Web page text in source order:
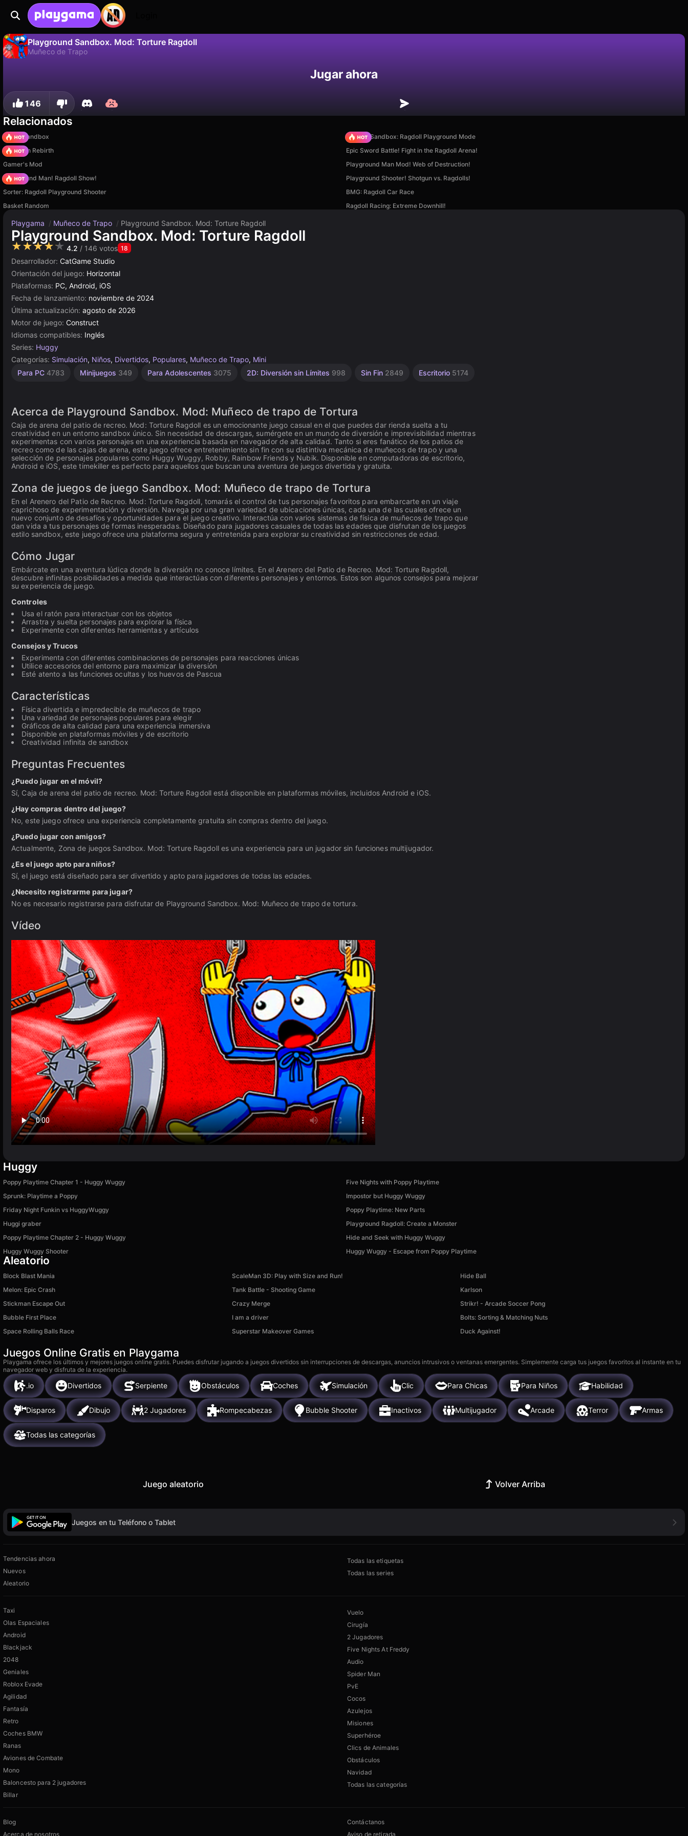
Playground Sandbox. Mod: Torture Ragdoll
Muñeco de Trapo
Jugar ahora
146
Relacionados
Melon Sandbox
Sprunki Sandbox: Ragdoll Playground Mode
Stickman Rebirth
Epic Sword Battle! Fight in the Ragdoll Arena!
Gamer's Mod
Playground Man Mod! Web of Destruction!
Playground Man! Ragdoll Show!
Playground Shooter! Shotgun vs. Ragdolls!
Sorter: Ragdoll Playground Shooter
BMG: Ragdoll Car Race
Basket Random
Ragdoll Racing: Extreme Downhill!
Playgama / Muñeco de Trapo / Playground Sandbox. Mod: Torture Ragdoll
Playground Sandbox. Mod: Torture Ragdoll
★★★★★ 4.2 / 146 votos 18
Desarrollador: CatGame Studio
Orientación del juego: Horizontal
Plataformas: PC, Android, iOS
Fecha de lanzamiento: noviembre de 2024
Última actualización: agosto de 2026
Motor de juego: Construct
Idiomas compatibles: Inglés
Series: Huggy
Categorías: Simulación, Niños, Divertidos, Populares, Muñeco de Trapo, Mini
Para PC 4783 Minijuegos 349 Para Adolescentes 3075 2D: Diversión sin Límites 998 Sin Fin 2849 Escritorio 5174
De 1
Sangrientos
Indie
Sandbox
Alta
Browser
Construct
Acerca de Playground Sandbox. Mod: Muñeco de trapo de Tortura
Caja de arena del patio de recreo. Mod: Torture Ragdoll es un emocionante juego casual en el que puedes dar rienda suelta a tu
creatividad en un entorno sandbox único. Sin necesidad de descargas, sumérgete en un mundo de diversión e imprevisibilidad mientras
experimentas con varios personajes en una experiencia basada en navegador de alta calidad. Tanto si eres fanático de los patios de
recreo como de las cajas de arena, este juego ofrece entretenimiento sin fin con su distintiva mecánica de muñecos de trapo y una
selección de personajes populares como Huggy Wuggy, Robby, Rainbow Friends y Nubik. Disponible en computadoras de escritorio,
Android e iOS, este timekiller es perfecto para aquellos que buscan una aventura de juegos divertida y gratuita.
Zona de juegos de juego Sandbox. Mod: Muñeco de trapo de Tortura
En el Arenero del Patio de Recreo. Mod: Torture Ragdoll, tomarás el control de tus personajes favoritos para embarcarte en un viaje
caprichoso de experimentación y diversión. Navega por una gran variedad de ubicaciones únicas, cada una de las cuales ofrece un
nuevo conjunto de desafíos y oportunidades para el juego creativo. Interactúa con varios sistemas de física de muñecos de trapo que
dan vida a tus personajes de formas inesperadas. Diseñado para jugadores casuales de todas las edades que disfrutan de los juegos
estilo sandbox, este juego ofrece una plataforma segura y entretenida para explorar su creatividad sin restricciones de edad.
Cómo Jugar
Embárcate en una aventura lúdica donde la diversión no conoce límites. En el Arenero del Patio de Recreo. Mod: Torture Ragdoll,
descubre infinitas posibilidades a medida que interactúas con diferentes personajes y entornos. Estos son algunos consejos para mejorar
su experiencia de juego.
Controles
Usa el ratón para interactuar con los objetos
Arrastra y suelta personajes para explorar la física
Experimente con diferentes herramientas y artículos
Consejos y Trucos
Experimenta con diferentes combinaciones de personajes para reacciones únicas
Utilice accesorios del entorno para maximizar la diversión
Esté atento a las funciones ocultas y los huevos de Pascua
Características
Física divertida e impredecible de muñecos de trapo
Una variedad de personajes populares para elegir
Gráficos de alta calidad para una experiencia inmersiva
Disponible en plataformas móviles y de escritorio
Creatividad infinita de sandbox
Preguntas Frecuentes
¿Puedo jugar en el móvil?
Sí, Caja de arena del patio de recreo. Mod: Torture Ragdoll está disponible en plataformas móviles, incluidos Android e iOS.
¿Hay compras dentro del juego?
No, este juego ofrece una experiencia completamente gratuita sin compras dentro del juego.
¿Puedo jugar con amigos?
Actualmente, Zona de juegos Sandbox. Mod: Torture Ragdoll es una experiencia para un jugador sin funciones multijugador.
¿Es el juego apto para niños?
Sí, el juego está diseñado para ser divertido y apto para jugadores de todas las edades.
¿Necesito registrarme para jugar?
No es necesario registrarse para disfrutar de Playground Sandbox. Mod: Muñeco de trapo de tortura.
Vídeo
Huggy
Poppy Playtime Chapter 1 - Huggy Wuggy
Five Nights with Poppy Playtime
Sprunk: Playtime a Poppy
Impostor but Huggy Wuggy
Friday Night Funkin vs HuggyWuggy
Poppy Playtime: New Parts
Huggi graber
Playground Ragdoll: Create a Monster
Poppy Playtime Chapter 2 - Huggy Wuggy
Hide and Seek with Huggy Wuggy
Huggy Wuggy Shooter
Huggy Wuggy - Escape from Poppy Playtime
Aleatorio
Block Blast Mania ScaleMan 3D: Play with Size and Run!
Hide Ball
Melon: Epic Crash
Tank Battle - Shooting Game
Karlson
Stickman Escape Out
Crazy Merge
Strikr! - Arcade Soccer Pong
Bubble First Place
I am a driver
Bolts: Sorting & Matching Nuts
Space Rolling Balls Race
Superstar Makeover Games Duck Against!
Juegos Online Gratis en Playgama
Playgama ofrece los últimos y mejores juegos online gratis. Puedes disfrutar jugando a juegos divertidos sin interrupciones de descargas, anuncios intrusivos o ventanas emergentes. Simplemente carga tus juegos favoritos al instante en tu
navegador web y disfruta de la experiencia.
.io Divertidos Serpiente Obstáculos Coches Simulación Clic Para Chicas Para Niños Habilidad
Disparos Dibujo 2 Jugadores Rompecabezas Bubble Shooter Inactivos Multijugador Arcade Terror Armas
Todas las categorías
Juego aleatorio Volver Arriba
Juegos en tu Teléfono o Tablet
Tendencias ahora
Nuevos
Aleatorio
Todas las etiquetas
Todas las series
Taxi
Olas Espaciales
Android
Blackjack
2048
Geniales
Roblox Evade
Agilidad
Fantasía
Retro
Coches BMW
Ranas
Aviones de Combate
Mono
Baloncesto para 2 jugadores
Billar
Vuelo
Cirugía
2 Jugadores
Five Nights At Freddy
Audio
Spider Man
PvE
Cocos
Azulejos
Misiones
Superhéroe
Clics de Animales
Obstáculos
Navidad
Todas las categorías
Blog
Acerca de nosotros
Contáctanos
Aviso de retirada